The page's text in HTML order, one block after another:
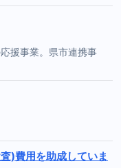
援事業。県市連携事
)費用を助成していま